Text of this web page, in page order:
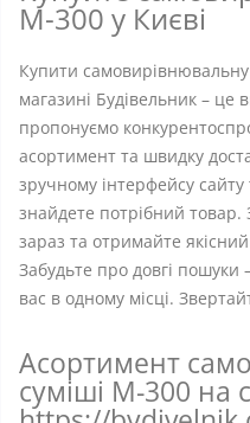
М-300 у Києві
Купити
магазині Будівельник – це
пропонуємо
асортимент та швидку
зручному інтерфейсу сайту
знайдете потрібний
зараз та отримайте
Забудьте про довгі пошуки
вас в одному місці.
Асортимент
суміші М-300 на